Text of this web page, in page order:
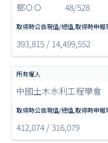
鄧ＯＯ 48/528
393,815 / 14,499,552
中國土木水利工程學會
412,074 / 316,079